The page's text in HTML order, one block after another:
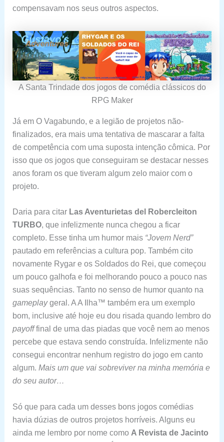
compensavam nos seus outros aspectos.
A Santa Trindade dos jogos de comédia clássicos do
RPG Maker
Já em O Vagabundo, e a legião de projetos não-
finalizados, era mais uma tentativa de mascarar a falta
de competência com uma suposta intenção cômica. Por
isso que os jogos que conseguiram se destacar nesses
anos foram os que tiveram algum zelo maior com o
projeto.
Daria para citar Las Aventurietas del Robercleiton
TURBO, que infelizmente nunca chegou a ficar
completo. Esse tinha um humor mais “Jovem Nerd”
pautado em referências a cultura pop. Também cito
novamente Rygar e os Soldados do Rei, que começou
um pouco galhofa e foi melhorando pouco a pouco nas
suas sequências. Tanto no senso de humor quanto na
gameplaygeral. A A Ilha™ também era um exemplo
bom, inclusive até hoje eu dou risada quando lembro do
payofffinal de uma das piadas que você nem ao menos
percebe que estava sendo construída. Infelizmente não
consegui encontrar nenhum registro do jogo em canto
algum. Mais um que vai sobreviver na minha memória e
do seu autor…
Só que para cada um desses bons jogos comédias
havia dúzias de outros projetos horríveis. Alguns eu
ainda me lembro por nome como A Revista de Jacinto